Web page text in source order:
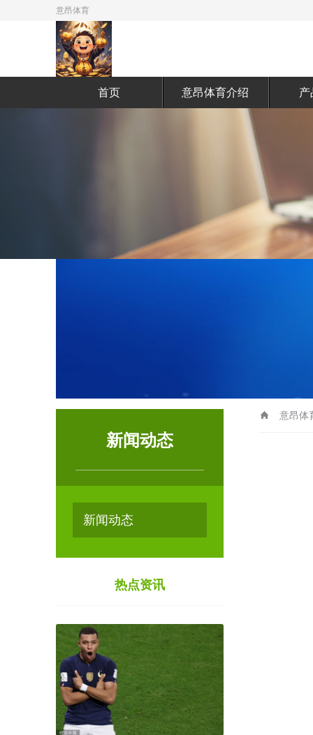
意昂体育
首页 意昂体育介绍 产
新闻动态
新闻动态
热点资讯
意昂体